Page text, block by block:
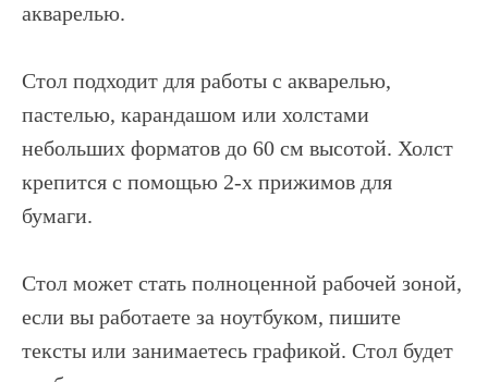
акварелью.
Стол подходит для работы с акварелью,
пастелью, карандашом или холстами
небольших форматов до 60 см высотой. Холст
крепится с помощью 2-х прижимов для
бумаги.
Стол может стать полноценной рабочей зоной,
если вы работаете за ноутбуком, пишите
тексты или занимаетесь графикой. Стол будет